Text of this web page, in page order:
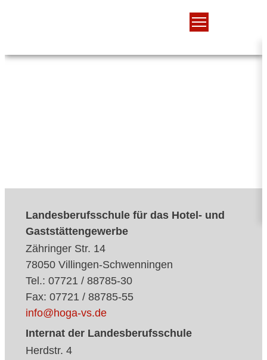
Landesberufsschule für das Hotel- und
Gaststättengewerbe
Zähringer Str. 14
78050 Villingen-Schwenningen
Tel.: 07721 / 88785-30
Fax: 07721 / 88785-55
info@hoga-vs.de
Internat der Landesberufsschule
Herdstr. 4